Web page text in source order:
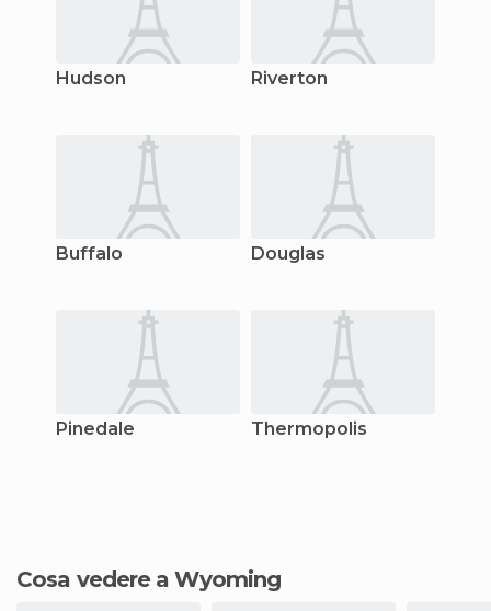
Hudson Riverton
Buffalo Douglas
Pinedale Thermopolis
Cosa vedere a Wyoming